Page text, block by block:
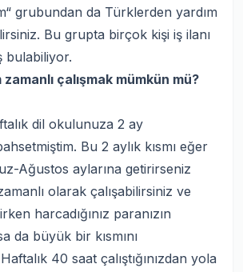
grubundan da Türklerden yardım
Bu grupta birçok kişi iş ilanı
bulabiliyor.
çalışmak mümkün mü?
dil okulunuza 2 ay
Bu 2 aylık kısmı eğer
Ağustos aylarına getirirseniz
olarak çalışabilirsiniz ve
harcadığınız paranızın
da büyük bir kısmını
40 saat çalıştığınızdan yola